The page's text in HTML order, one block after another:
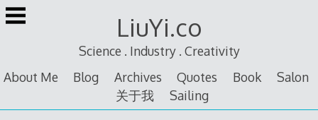
Skip
to
LiuYi.co
Science . Industry . Creativity
About Me
Blog Archives Quotes Book
Salon
关于我
Sailing